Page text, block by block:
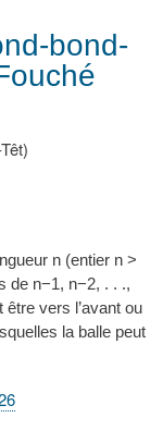
bond-
n (entier n >
de n−1, n−2, . . .,
vers l’avant ou
la balle peut